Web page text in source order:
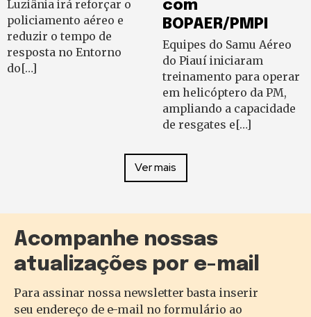
Luziânia irá reforçar o
policiamento aéreo e
reduzir o tempo de
resposta no Entorno
do[…]
com
BOPAER/PMPI
Equipes do Samu Aéreo
do Piauí iniciaram
treinamento para operar
em helicóptero da PM,
ampliando a capacidade
de resgates e[…]
Ver mais
Acompanhe nossas
atualizações por e-mail
Para assinar nossa newsletter basta inserir
seu endereço de e-mail no formulário ao